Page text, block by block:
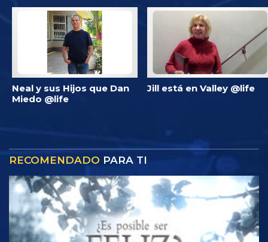
Neal y sus Hijos que Dan
Miedo @life
Jill está en Valley @life
RECOMENDADO PARA TI